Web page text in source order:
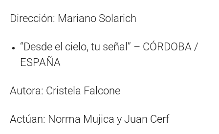
Dirección: Mariano Solarich
“Desde el cielo, tu señal” – CÓRDOBA /
ESPAÑA
Autora: Cristela Falcone
Actúan: Norma Mujica y Juan Cerf